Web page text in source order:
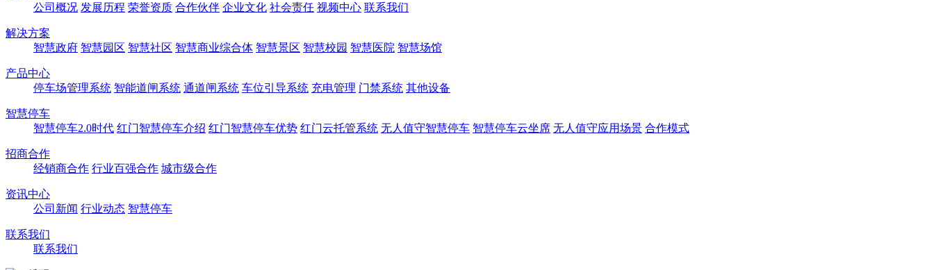
公司概况 发展历程 荣誉资质 合作伙伴 企业文化 社会责任 视频中心 联系我们
解决方案
智慧政府 智慧园区 智慧社区 智慧商业综合体 智慧景区 智慧校园 智慧医院 智慧场馆
产品中心
停车场管理系统 智能道闸系统 通道闸系统 车位引导系统 充电管理 门禁系统 其他设备
智慧停车
智慧停车2.0时代 红门智慧停车介绍 红门智慧停车优势 红门云托管系统 无人值守智慧停车 智慧停车云坐席 无人值守应用场景 合作模式
招商合作
经销商合作 行业百强合作 城市级合作
资讯中心
公司新闻 行业动态 智慧停车
联系我们
联系我们